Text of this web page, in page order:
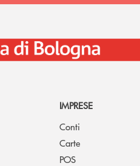
IMPRESE
Conti
Carte
POS